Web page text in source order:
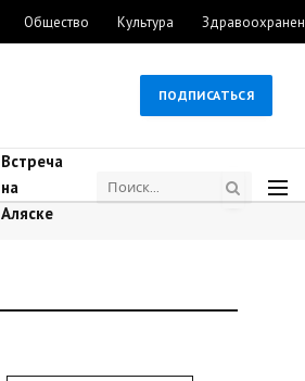
Общество Культура
ПОДПИСАТЬСЯ
Встреча
на
Аляске